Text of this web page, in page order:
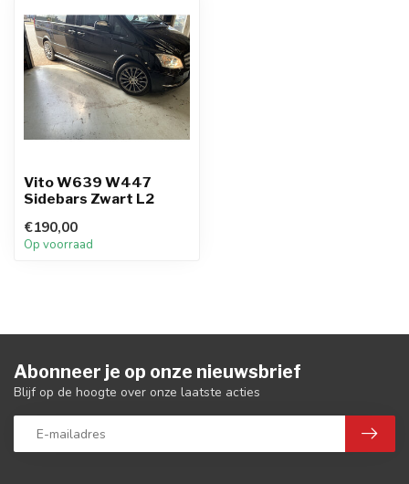
Vito W639 W447
Sidebars Zwart L2
€190,00
Op voorraad
Abonneer je op onze nieuwsbrief
Blijf op de hoogte over onze laatste acties